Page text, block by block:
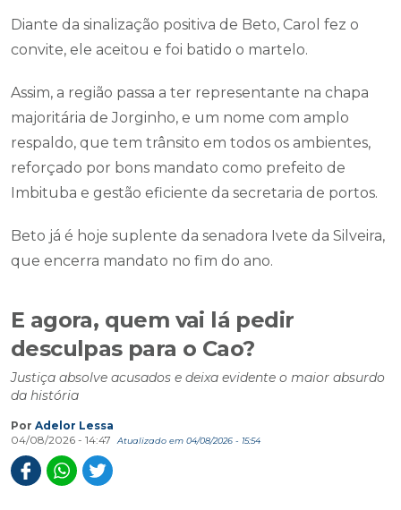
Diante da sinalização positiva de Beto, Carol fez o
convite, ele aceitou e foi batido o martelo.
Assim, a região passa a ter representante na chapa
majoritária de Jorginho, e um nome com amplo
respaldo, que tem trânsito em todos os ambientes,
reforçado por bons mandato como prefeito de
Imbituba e gestão eficiente da secretaria de portos.
Beto já é hoje suplente da senadora Ivete da Silveira,
que encerra mandato no fim do ano.
E agora, quem vai lá pedir
desculpas para o Cao?
Justiça absolve acusados e deixa evidente o maior absurdo
da história
Por Adelor Lessa
04/08/2026 - 14:47
Atualizado em 04/08/2026 - 15:54